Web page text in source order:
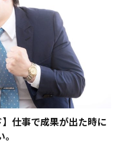
仕事で成果が出た時に